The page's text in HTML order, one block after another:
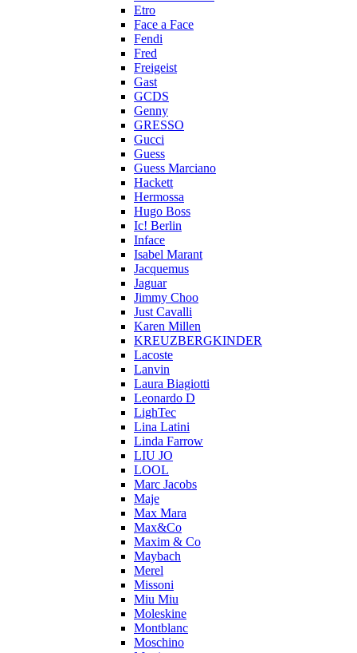
Etro
Face a Face
Fendi
Fred
Freigeist
Gast
GCDS
Genny
GRESSO
Gucci
Guess
Guess Marciano
Hackett
Hermossa
Hugo Boss
Ic! Berlin
Inface
Isabel Marant
Jacquemus
Jaguar
Jimmy Choo
Just Cavalli
Karen Millen
KREUZBERGKINDER
Lacoste
Lanvin
Laura Biagiotti
Leonardo D
LighTec
Lina Latini
Linda Farrow
LIU JO
LOOL
Marc Jacobs
Maje
Max Mara
Max&Co
Maxim & Co
Maybach
Merel
Missoni
Miu Miu
Moleskine
Montblanc
Moschino